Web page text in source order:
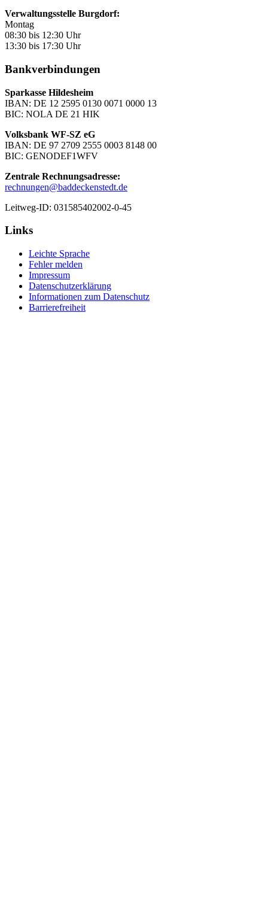
Verwaltungsstelle Burgdorf:
Montag
08:30 bis 12:30 Uhr
13:30 bis 17:30 Uhr
Bankverbindungen
Sparkasse Hildesheim
IBAN: DE 12 2595 0130 0071 0000 13
BIC: NOLA DE 21 HIK
Volksbank WF-SZ eG
IBAN: DE 97 2709 2555 0003 8148 00
BIC: GENODEF1WFV
Zentrale Rechnungsadresse:
rechnungen@baddeckenstedt.de
Leitweg-ID: 031585402002-0-45
Links
Leichte Sprache
Fehler melden
Impressum
Datenschutzerklärung
Informationen zum Datenschutz
Barrierefreiheit